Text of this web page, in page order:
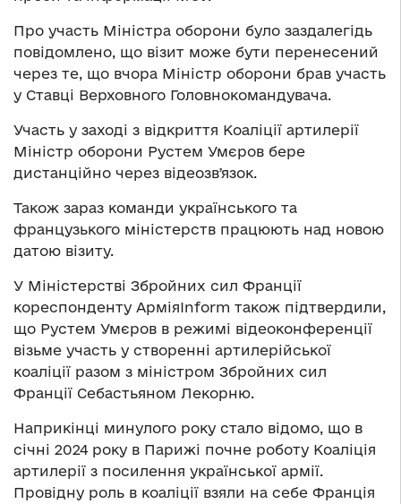
Про участь Міністра оборони було заздалегідь
повідомлено, що візит може бути перенесений
через те, що вчора Міністр оборони брав участь
у Ставці Верховного Головнокомандувача.
Участь у заході з відкриття Коаліції артилерії
Міністр оборони Рустем Умєров бере
дистанційно через відеозвʼязок.
Також зараз команди українського та
французького міністерств працюють над новою
датою візиту.
У Міністерстві Збройних сил Франції
кореспонденту АрміяInform також підтвердили,
що Рустем Умєров в режимі відеоконференції
візьме участь у створенні артилерійської
коаліції разом з міністром Збройних сил
Франції Себастьяном Лекорню.
Наприкінці минулого року стало відомо, що в
січні 2024 року в Парижі почне роботу Коаліція
артилерії з посилення української армії.
Провідну роль в коаліції взяли на себе Франція